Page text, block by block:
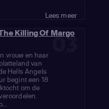
Lees meer
03
Killing Of Margo
vrouw en haar
van
Hells Angels
begint een 18
om de